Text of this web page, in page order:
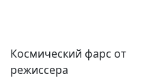
Космический фарс от
режиссера